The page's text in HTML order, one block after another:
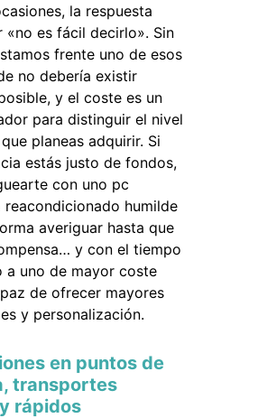
la respuesta
«no es fácil decirlo». Sin
frente uno de esos
no debería existir
y el coste es un
para distinguir el nivel
planeas adquirir. Si
estás justo de fondos,
con uno pc
reacondicionado humilde
averiguar hasta que
y con el tiempo
a uno de mayor coste
de ofrecer mayores
y personalización.
en puntos de
transportes
rápidos